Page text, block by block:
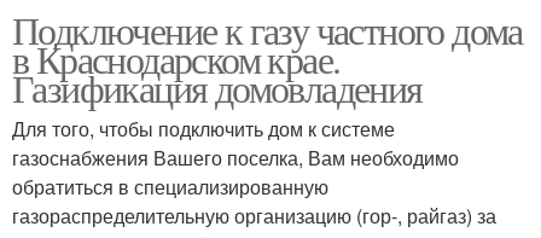
Подключение к газу частного дома
в Краснодарском крае.
Газификация домовладения
Для того, чтобы подключить дом к системе
газоснабжения Вашего поселка, Вам необходимо
обратиться в специализированную
газораспределительную организацию (гор-, райгаз) за